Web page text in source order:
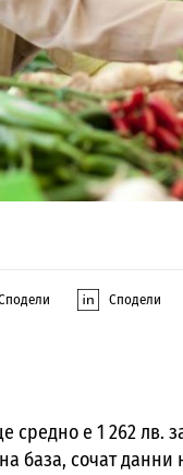
Сподели
е 1 262 лв.
база, сочат